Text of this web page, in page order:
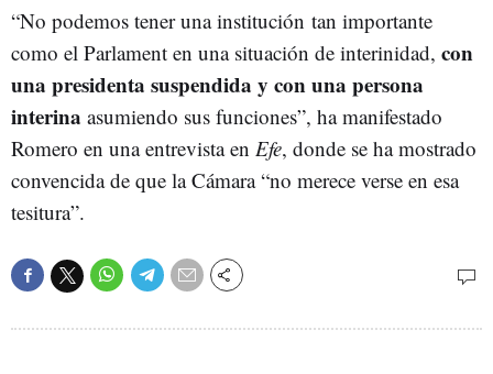
“No podemos tener una institución tan importante
como el Parlament en una situación de interinidad, con
una presidenta suspendida y con una persona
interina asumiendo sus funciones”, ha manifestado
Romero en una entrevista en Efe, donde se ha mostrado
convencida de que la Cámara “no merece verse en esa
tesitura”.